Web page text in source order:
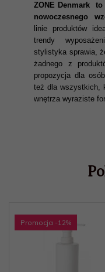
ZONE Denmark
nowoczesnego
linie produktów
trendy
stylistyka sprawia,
żadnego z
propozycja dla
też dla wszystkich,
wnętrza wyraziste
Promocja -12%